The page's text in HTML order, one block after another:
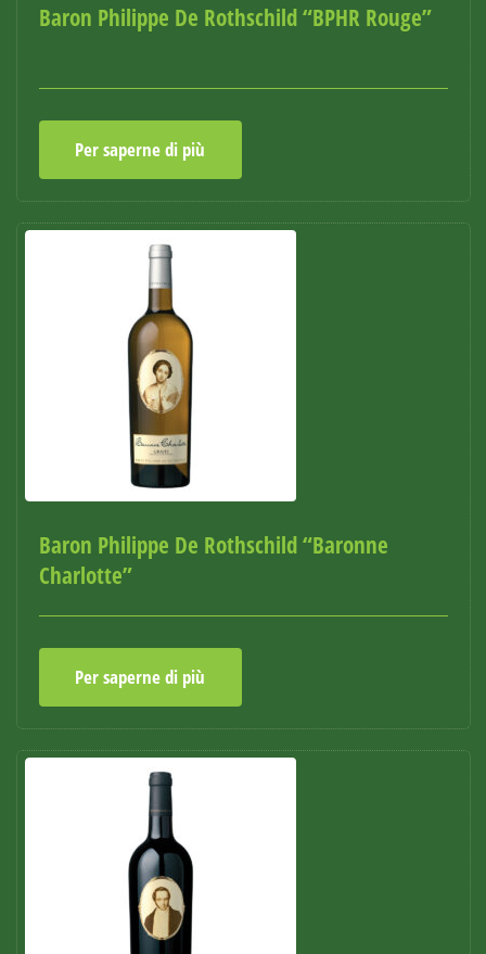
Baron Philippe De Rothschild “BPHR Rouge”
Per saperne di più
Baron Philippe De Rothschild “Baronne
Charlotte”
Per saperne di più